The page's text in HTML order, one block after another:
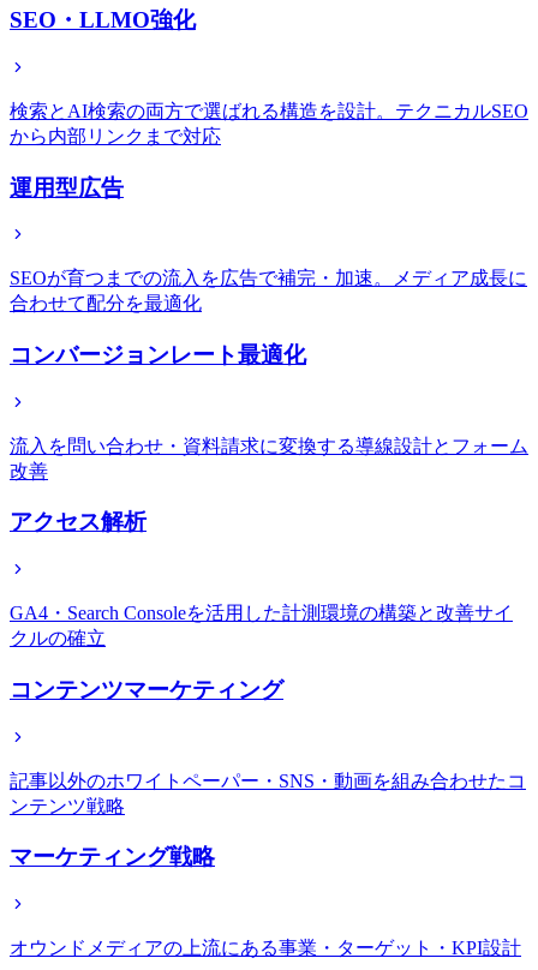
SEO・LLMO強化
検索とAI検索の両方で選ばれる構造を設計。テクニカルSEO
から内部リンクまで対応
運用型広告
SEOが育つまでの流入を広告で補完・加速。メディア成長に
合わせて配分を最適化
コンバージョンレート最適化
流入を問い合わせ・資料請求に変換する導線設計とフォーム
改善
アクセス解析
GA4・Search Consoleを活用した計測環境の構築と改善サイ
クルの確立
コンテンツマーケティング
記事以外のホワイトペーパー・SNS・動画を組み合わせたコ
ンテンツ戦略
マーケティング戦略
オウンドメディアの上流にある事業・ターゲット・KPI設計